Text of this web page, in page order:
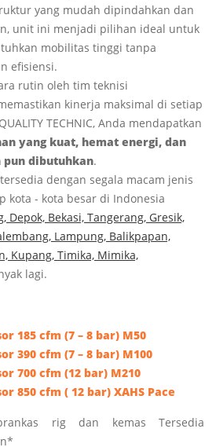
yang mudah dipindahkan dan
unit ini menjadi pilihan ideal untuk
mobilitas tinggi tanpa
efisiensi.
rutin oleh tim teknisi
kinerja maksimal di setiap
TECHNIC, Anda mendapatkan
yang kuat, hemat energi, dan
pun dibutuhkan.
dengan segala macam jenis
kota - kota besar di Indonesia
Depok, Bekasi, Tangerang, Gresik,
Lampung, Balikpapan,
Kupang, Timika, Mimika,
lagi.
185 cfm (7 – 8 bar) M50
390 cfm (7 – 8 bar) M100
700 cfm (12 bar) M210
850 cfm ( 12 bar) XAHS Pace
rig dan kemas Tersedia